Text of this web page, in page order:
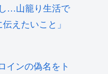
…山籠り生活で
えたいこと」
インの偽名をト